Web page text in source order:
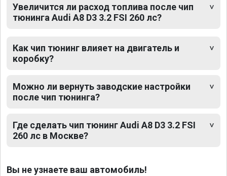
Увеличится ли расход топлива после чип
тюнинга Audi A8 D3 3.2 FSI 260 лс?
Как чип тюнинг влияет на двигатель и
коробку?
Можно ли вернуть заводские настройки
после чип тюнинга?
Где сделать чип тюнинг Audi A8 D3 3.2 FSI
260 лс в Москве?
Вы не узнаете ваш автомобиль!